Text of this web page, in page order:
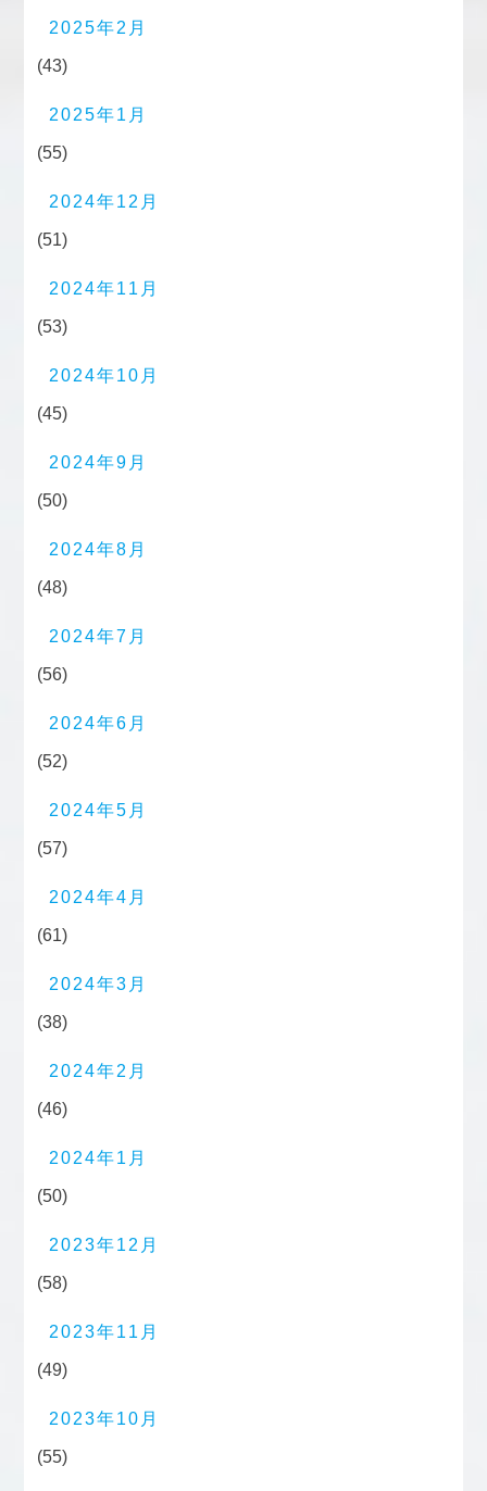
2025年2月
(43)
2025年1月
(55)
2024年12月
(51)
2024年11月
(53)
2024年10月
(45)
2024年9月
(50)
2024年8月
(48)
2024年7月
(56)
2024年6月
(52)
2024年5月
(57)
2024年4月
(61)
2024年3月
(38)
2024年2月
(46)
2024年1月
(50)
2023年12月
(58)
2023年11月
(49)
2023年10月
(55)